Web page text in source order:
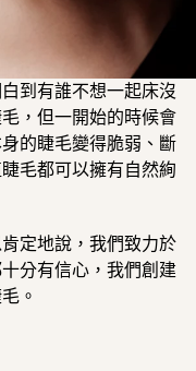
到有誰不想一起床沒
，但一開始的時候會
的睫毛變得脆弱、斷
毛都可以擁有自然絢
定地說，我們致力於
分有信心，我們創建
。